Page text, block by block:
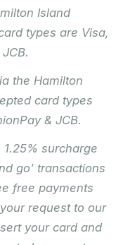
Island
types are Visa,
the Hamilton
card types
& JCB.
surcharge
go' transactions
free payments
request to our
your card and